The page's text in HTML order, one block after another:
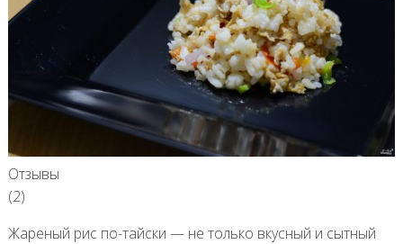
Отзывы
(2)
Жареный рис по-тайски — не только вкусный и сытный